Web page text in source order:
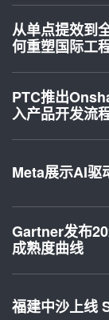
从单点提效到
何重塑国际工
PTC推出
入产品开发流
Meta展示AI驱
Gartner发布
成熟度曲线
福建中沙上线